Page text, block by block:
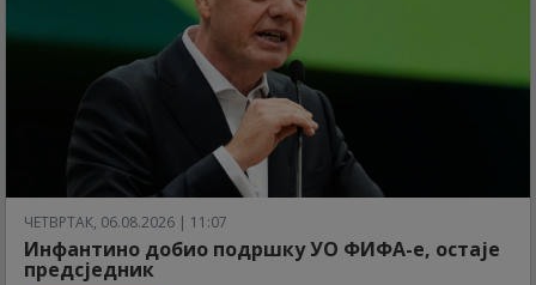
ЧЕТВРТАК, 06.08.2026 | 11:07
Инфантино добио подршку УО ФИФА-е, остаје
предсједник